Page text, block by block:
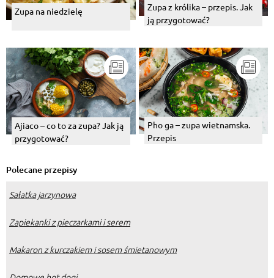
Zupa na niedzielę
Zupa z królika – przepis. Jak
ją przygotować?
Ajiaco – co to za zupa? Jak ją
przygotować?
Pho ga – zupa wietnamska.
Przepis
Polecane przepisy
Sałatka jarzynowa
Zapiekanki z pieczarkami i serem
Makaron z kurczakiem i sosem śmietanowym